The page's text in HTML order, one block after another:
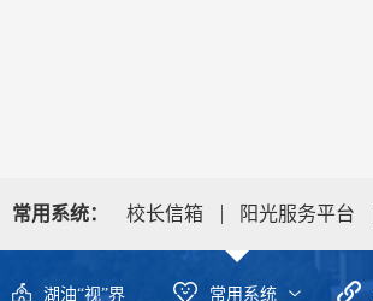
常用系统： 校长信箱 阳光服务平台
湖油“视”界 常用系统